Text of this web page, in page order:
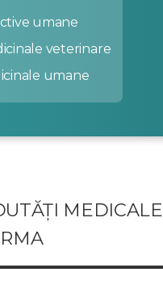
umane
veterinare
umane
MEDICALE